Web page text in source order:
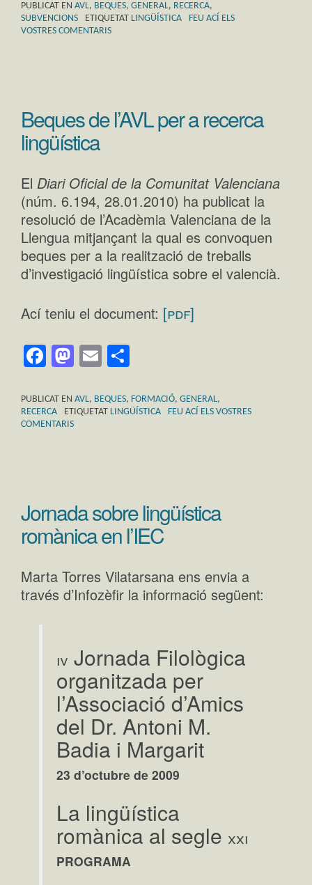
PUBLICAT EN AVL, BEQUES, GENERAL, RECERCA,
SUBVENCIONS
ETIQUETAT LINGÜÍSTICA
FEU ACÍ ELS
VOSTRES COMENTARIS
Beques de l’AVL per a recerca
lingüística
El Diari Oficial de la Comunitat Valenciana
(núm. 6.194, 28.01.2010) ha publicat la
resolució de l’Acadèmia Valenciana de la
Llengua mitjançant la qual es convoquen
beques per a la realització de treballs
d’investigació lingüística sobre el valencià.
Ací teniu el document: [pdf]
Facebook
Mastodon
Email
PUBLICAT EN AVL, BEQUES, FORMACIÓ, GENERAL,
RECERCA
ETIQUETAT LINGÜÍSTICA
FEU ACÍ ELS VOSTRES
COMENTARIS
Jornada sobre lingüística
romànica en l’IEC
Marta Torres Vilatarsana ens envia a
través d’Infozèfir la informació següent:
iv Jornada Filològica
organitzada per
l’Associació d’Amics
del Dr. Antoni M.
Badia i Margarit
23 d’octubre de 2009
La lingüística
romànica al segle xxi
PROGRAMA